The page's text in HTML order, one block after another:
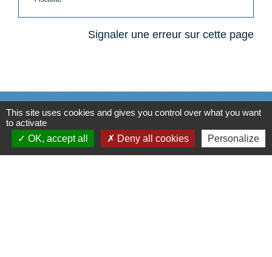
Signaler une erreur sur cette page
N° utiles
Commune de Saint-Léger-les-Vignes
16 rue de Nantes
This site uses cookies and gives you control over what you want
to activate
OK, accept all
Deny all cookies Personalize